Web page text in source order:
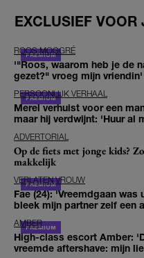
EXCLUSIEF VOOR
ROOS MOGGRÉ
'"Roos, waarom heb je de
gezet?" vroeg mijn vriendin'
PERSOONLIJK VERHAAL
Merel verhuist voor een
maar hij verdwijnt: 'Huur al
ADVERTORIAL
Op de fiets met jonge kids?
makkelijk
VERLATEN VROUW
Fae (24): 'Vreemdgaan
bleek mijn partner zelf een
AMBER
High-class escort Amber:
vreemde aftershave: mijn